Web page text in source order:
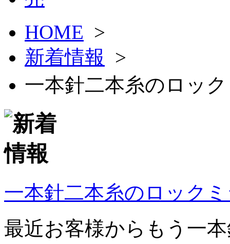
HOME >
新着情報 >
一本針二本糸のロッ
一本針二本糸のロック
最近お客様からもう一